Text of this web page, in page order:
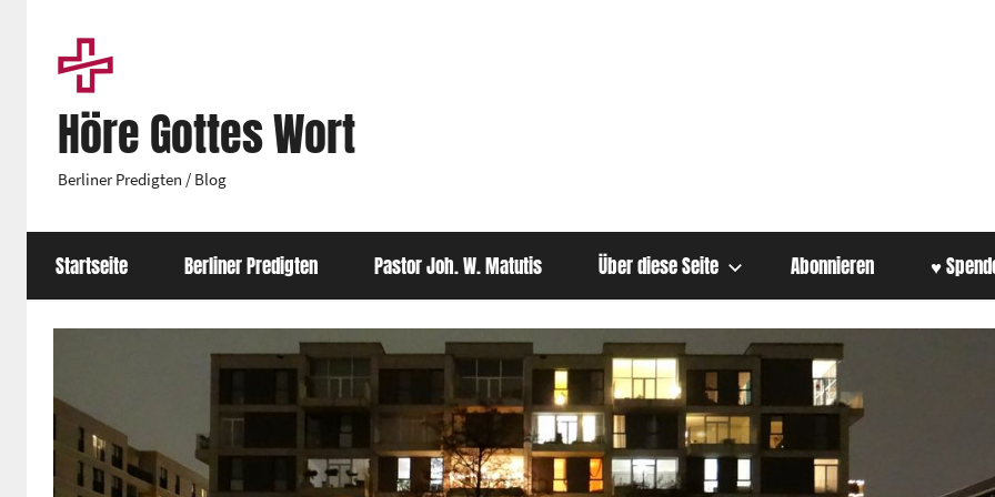
springen
Höre Gottes Wort
Berliner Predigten / Blog
Startseite Berliner Predigten Pastor Joh. W. Matutis Über diese Seite Abonnieren ♥